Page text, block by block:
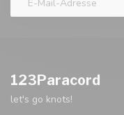
123Paracord
let's go knots!